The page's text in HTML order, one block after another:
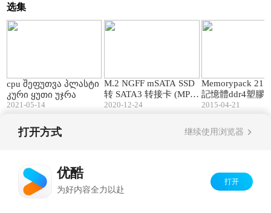
选集
cpu შეფუთვა პლასტი
კური ყუთი უჯრა
2021-05-14
M.2 NGFF mSATA SSD
转 SATA3 转接卡 (MPK
-M2SATA3)
2020-12-24
Memorypack
記憶體ddr4塑膠
包材設計製造so
2015-04-21
打开方式 继续使用浏览器
优酷
为好内容全力以赴
打开